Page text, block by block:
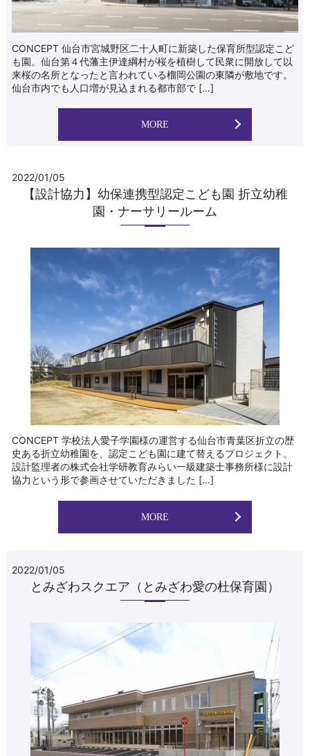
CONCEPT 仙台市宮城野区二十人町に新築した保育所型認定こど
も園。仙台第４代藩主伊達綱村が桜を植樹して民衆に開放して以
来桜の名所となったと言われている榴岡公園の東隣が敷地です。
仙台市内でも人口増が見込まれる都市部で […]
MORE
2022/01/05
【設計協力】幼保連携型認定こども園 折立幼稚
園・ナーサリールーム
CONCEPT 学校法人愛子学園様の運営する仙台市青葉区折立の歴
史ある折立幼稚園を、認定こども園に建て替えるプロジェクト。
設計監理者の株式会社学研教育みらい一級建築士事務所様に設計
協力という形で参画させていただきました […]
MORE
2022/01/05
とみざわスクエア（とみざわ愛の杜保育園）